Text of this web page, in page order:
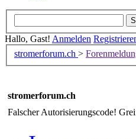
Hallo, Gast! Anmelden
stromerforum.ch >
stromerforum.ch
Falscher Autorisierungscode!